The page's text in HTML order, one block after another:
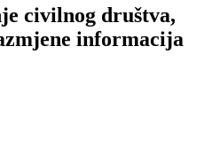
civilnog društva,
informacija